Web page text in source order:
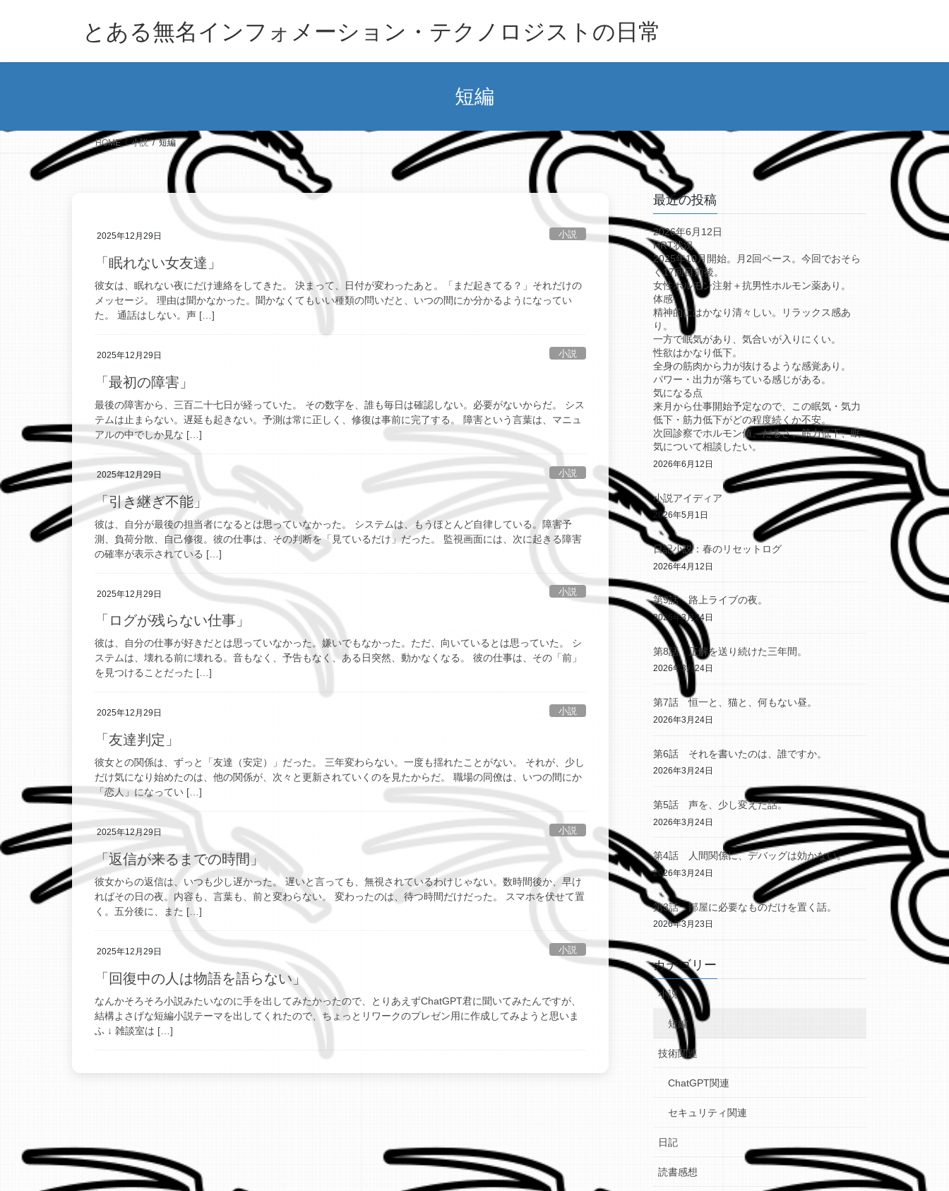
とある無名インフォメーション・テクノロジストの日常
短編
HOME 小説 短編
2025年12月29日 小説
「眠れない女友達」
彼女は、眠れない夜にだけ連絡をしてきた。 決まって、日付が変わったあと。「まだ起きてる？」それだけの
メッセージ。 理由は聞かなかった。聞かなくてもいい種類の問いだと、いつの間にか分かるようになってい
た。 通話はしない。声 […]
2025年12月29日 小説
「最初の障害」
最後の障害から、三百二十七日が経っていた。 その数字を、誰も毎日は確認しない。必要がないからだ。 シス
テムは止まらない。遅延も起きない。予測は常に正しく、修復は事前に完了する。 障害という言葉は、マニュ
アルの中でしか見な […]
2025年12月29日 小説
「引き継ぎ不能」
彼は、自分が最後の担当者になるとは思っていなかった。 システムは、もうほとんど自律している。障害予
測、負荷分散、自己修復。彼の仕事は、その判断を「見ているだけ」だった。 監視画面には、次に起きる障害
の確率が表示されている […]
2025年12月29日 小説
「ログが残らない仕事」
彼は、自分の仕事が好きだとは思っていなかった。嫌いでもなかった。ただ、向いているとは思っていた。 シ
ステムは、壊れる前に壊れる。音もなく、予告もなく、ある日突然、動かなくなる。 彼の仕事は、その「前」
を見つけることだった […]
2025年12月29日 小説
「友達判定」
彼女との関係は、ずっと「友達（安定）」だった。 三年変わらない。一度も揺れたことがない。 それが、少し
だけ気になり始めたのは、他の関係が、次々と更新されていくのを見たからだ。 職場の同僚は、いつの間にか
「恋人」になってい […]
2025年12月29日 小説
「返信が来るまでの時間」
彼女からの返信は、いつも少し遅かった。 遅いと言っても、無視されているわけじゃない。数時間後か、早け
ればその日の夜。内容も、言葉も、前と変わらない。 変わったのは、待つ時間だけだった。 スマホを伏せて置
く。五分後に、また […]
2025年12月29日 小説
「回復中の人は物語を語らない」
なんかそろそろ小説みたいなのに手を出してみたかったので、とりあえずChatGPT君に聞いてみたんですが、
結構よさげな短編小説テーマを出してくれたので、ちょっとリワークのプレゼン用に作成してみようと思いま
ふ ↓ 雑談室は […]
最近の投稿
2026年6月12日
HRT状況
2025年10月開始。月2回ペース。今回でおそら
く17回目前後。
女性ホルモン注射＋抗男性ホルモン薬あり。
体感
精神的にはかなり清々しい。リラックス感あ
り。
一方で眠気があり、気合いが入りにくい。
性欲はかなり低下。
全身の筋肉から力が抜けるような感覚あり。
パワー・出力が落ちている感じがある。
気になる点
来月から仕事開始予定なので、この眠気・気力
低下・筋力低下がどの程度続くか不安。
次回診察でホルモン値、だるさ、筋力低下、眠
気について相談したい。
2026年6月12日
小説アイディア
2026年5月1日
日記小説：春のリセットログ
2026年4月12日
第9話 路上ライブの夜。
2026年3月24日
第8話 正解を送り続けた三年間。
2026年3月24日
第7話 恒一と、猫と、何もない昼。
2026年3月24日
第6話 それを書いたのは、誰ですか。
2026年3月24日
第5話 声を、少し変えた話。
2026年3月24日
第4話 人間関係に、デバッグは効かない。
2026年3月24日
第3話 部屋に必要なものだけを置く話。
2026年3月23日
カテゴリー
小説
短編
技術関連
ChatGPT関連
セキュリティ関連
日記
読書感想